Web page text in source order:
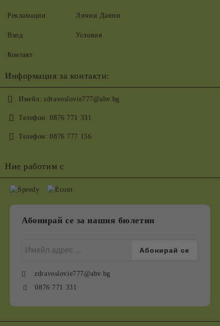
Рекламации
Вход
Контакт
Лични Данни
Условия
Информация за контакти:
Имейл: zdravoslovie777@abv.bg
Телефон: 0876 771 331
Телефон: 0876 777 156
Ние работим с
Абонирай се за нашия бюлетин
zdravoslovie777@abv.bg
0876 771 331